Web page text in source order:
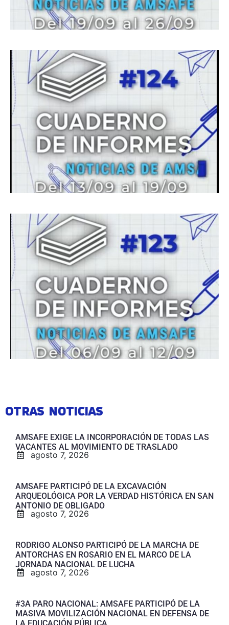
OTRAS NOTICIAS
AMSAFE EXIGE LA INCORPORACIÓN DE TODAS LAS
VACANTES AL MOVIMIENTO DE TRASLADO
agosto 7, 2026
AMSAFE PARTICIPÓ DE LA EXCAVACIÓN
ARQUEOLÓGICA POR LA VERDAD HISTÓRICA EN SAN
ANTONIO DE OBLIGADO
agosto 7, 2026
RODRIGO ALONSO PARTICIPÓ DE LA MARCHA DE
ANTORCHAS EN ROSARIO EN EL MARCO DE LA
JORNADA NACIONAL DE LUCHA
agosto 7, 2026
#3A PARO NACIONAL: AMSAFE PARTICIPÓ DE LA
MASIVA MOVILIZACIÓN NACIONAL EN DEFENSA DE